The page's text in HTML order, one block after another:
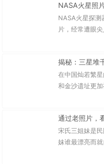
NASA火星照
NASA火星探
片，经常遭眼
揭秘：三星堆
在中国灿若繁
和金沙遗址更
通过老照片，
宋氏三姐妹是
妹谁最漂亮而